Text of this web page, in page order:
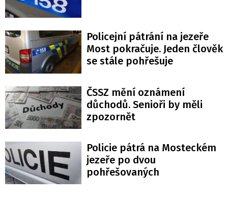
Policejní pátrání na jezeře
Most pokračuje. Jeden člověk
se stále pohřešuje
ČSSZ mění oznámení
důchodů. Senioři by měli
zpozornět
Policie pátrá na Mosteckém
jezeře po dvou
pohřešovaných